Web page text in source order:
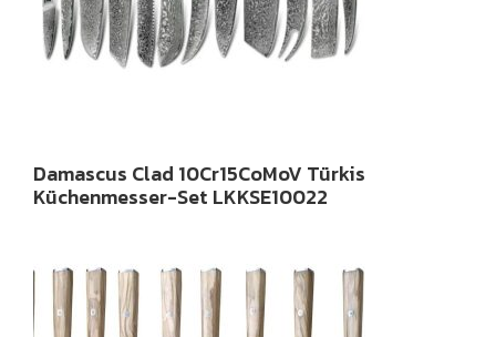
Damascus Clad 10Cr15CoMoV Türkis
Küchenmesser-Set LKKSE10022